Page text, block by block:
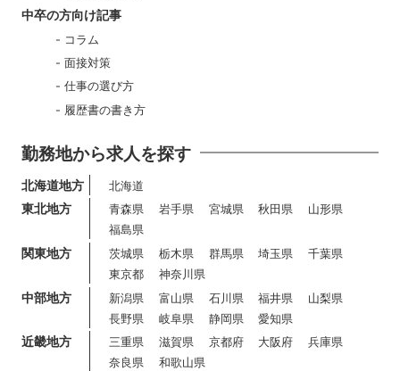
中卒の方向け記事
コラム
面接対策
仕事の選び方
履歴書の書き方
勤務地から求人を探す
北海道地方 北海道
東北地方 青森県 岩手県 宮城県 秋田県
山形県
福島県
関東地方 茨城県 栃木県 群馬県 埼玉県
千葉県
東京都
神奈川県
中部地方 新潟県 富山県 石川県 福井県
山梨県
長野県
岐阜県 静岡県 愛知県
近畿地方 三重県 滋賀県 京都府 大阪府
兵庫県
奈良県
和歌山県